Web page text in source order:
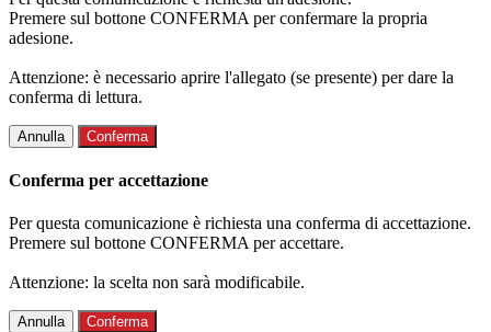
Premere sul bottone CONFERMA per confermare la propria
adesione.
Attenzione: è necessario aprire l'allegato (se presente) per dare la
conferma di lettura.
Annulla Conferma
Conferma per accettazione
Per questa comunicazione è richiesta una conferma di accettazione.
Premere sul bottone CONFERMA per accettare.
Attenzione: la scelta non sarà modificabile.
Annulla Conferma